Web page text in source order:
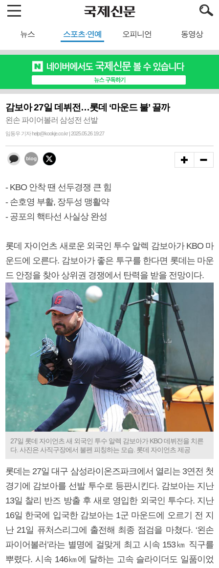
뉴스 스포츠·연예 오피니언 동영상
감보아 27일 데뷔전…롯데 ‘마운드 불’ 끌까
왼손 파이어볼러 삼성전 선발
임동우 기자 help@kookje.co.kr | 2025.05.26 19:27
- KBO 안착 땐 선두경쟁 큰 힘
- 손호영 부활, 장두성 맹활약
- 공포의 핵타선 사실상 완성
롯데 자이언츠 새로운 외국인 투수 알렉 감보아가 KBO 마
운드에 오른다. 감보아가 좋은 투구를 한다면 롯데는 마운
드 안정을 찾아 상위권 경쟁에서 탄력을 받을 전망이다.
27일 롯데 자이언츠 새 외국인 투수 알렉 감보아가 KBO 데뷔전을 치른
다. 사진은 사직구장에서 불펜 피칭하는 모습. 롯데 자이언츠 제공
롯데는 27일 대구 삼성라이온즈파크에서 열리는 3연전 첫
경기에 감보아를 선발 투수로 등판시킨다. 감보아는 지난
13일 찰리 반즈 방출 후 새로 영입한 외국인 투수다. 지난
16일 한국에 입국한 감보아는 1군 마운드에 오르기 전 지
난 21일 퓨처스리그에 출전해 최종 점검을 마쳤다. ‘왼손
파이어볼러’라는 별명에 걸맞게 최고 시속 153㎞ 직구를
뿌렸다. 시속 146㎞에 달하는 고속 슬라이더도 일품이었